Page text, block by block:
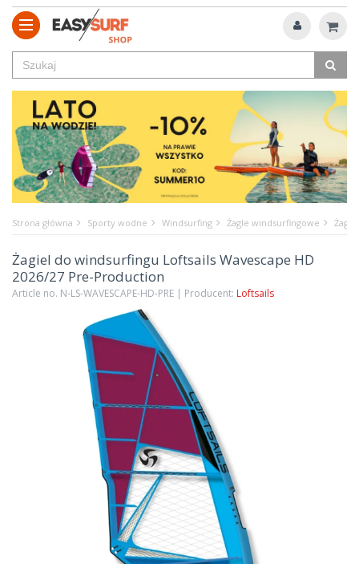
Strona główna Sporty wodne Windsurfing Żagle windsurfingowe
Żagiel do windsurfingu Loftsails Wavescape HD
2026/27 Pre-Production
Article no. N-LS-WAVESCAPE-HD-PRE | Producent: Loftsails